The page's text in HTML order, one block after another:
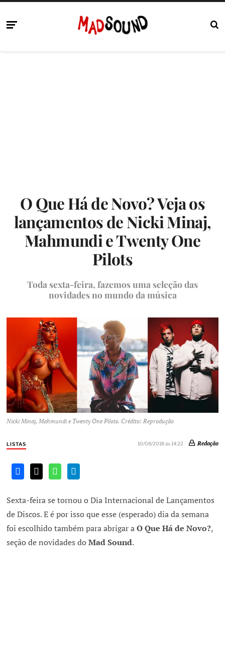
O Que Há de Novo? Veja os
lançamentos de Nicki Minaj,
Mahmundi e Twenty One
Pilots
Toda sexta-feira, fazemos uma seleção das
novidades no mundo da música
Nicki Minaj, Mahmundi e Twenty One Pilots. Crédito: Reprodução
LISTAS 10/08/2018 às 14:22 Redação
Sexta-feira se tornou o Dia Internacional de Lançamentos
de Discos. E é por isso que esse (esperado) dia da semana
foi escolhido também para abrigar aO Que Há de Novo?,
seção de novidades doMad Sound.